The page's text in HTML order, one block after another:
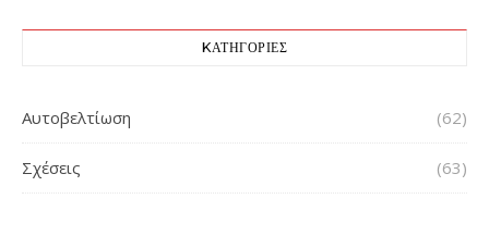
KΑΤΗΓΟΡΊΕΣ
Αυτοβελτίωση (62)
Σχέσεις (63)